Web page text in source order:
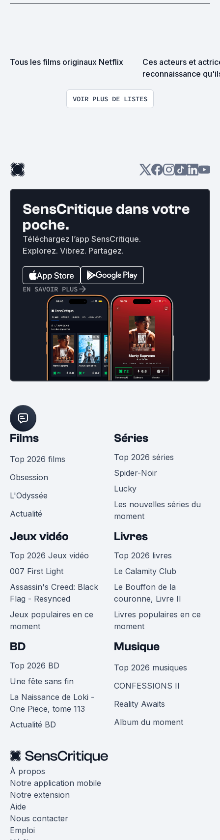
Tous les films originaux Netflix
Ces acteurs et
reconnaissance
VOIR PLUS DE LISTES
SensCritique dans votre
poche.
Téléchargez l’app SensCritique.
Explorez. Vibrez. Partagez.
EN SAVOIR PLUS
Films
Top 2026 films
Obsession
L'Odyssée
Actualité
Séries
Top 2026 séries
Spider-Noir
Lucky
Les nouvelles séries du
moment
Jeux vidéo
Top 2026 Jeux vidéo
007 First Light
Assassin's Creed: Black
Flag - Resynced
Jeux populaires en ce
moment
Livres
Top 2026 livres
Le Calamity Club
Le Bouffon de la
couronne, Livre II
Livres populaires en ce
moment
BD
Top 2026 BD
Une fête sans fin
La Naissance de Loki -
One Piece, tome 113
Actualité BD
Musique
Top 2026 musiques
CONFESSIONS II
Reality Awaits
Album du moment
À propos
Notre application mobile
Notre extension
Aide
Nous contacter
Emploi